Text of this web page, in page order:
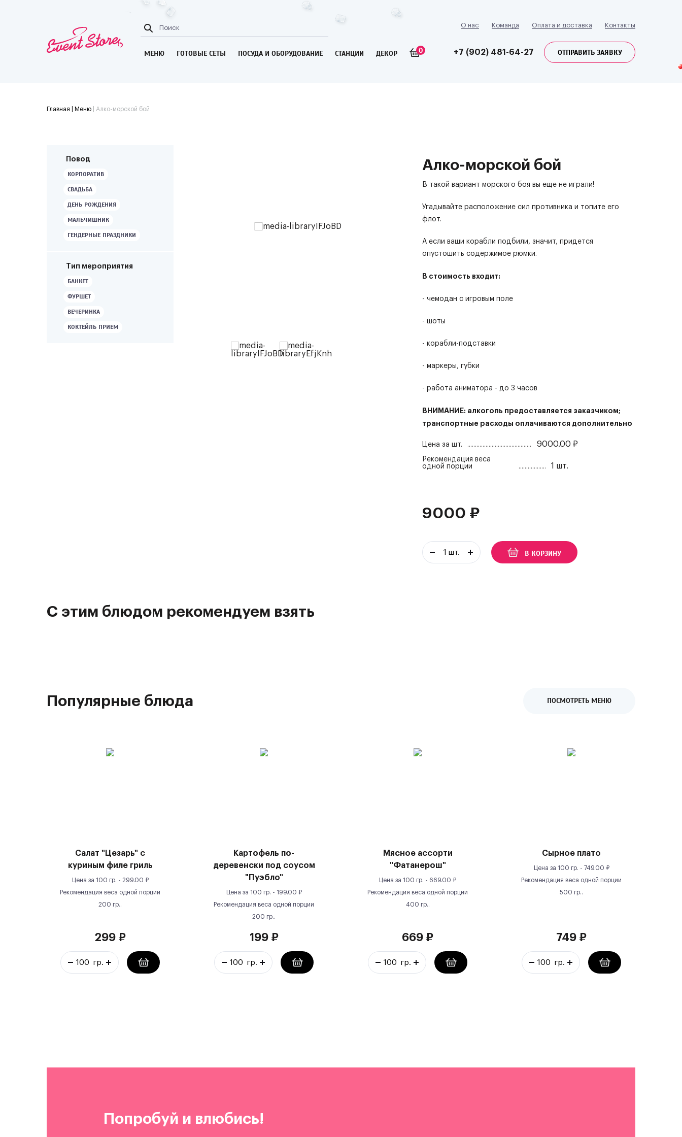
МЕНЮ ГОТОВЫЕ СЕТЫ ПОСУДА И ОБОРУДОВАНИЕ СТАНЦИИ ДЕКОР 0
О нас Команда Оплата и доставка Контакты
+7 (902) 481-64-27 ОТПРАВИТЬ ЗАЯВКУ
Главная | Меню Алко-морской бой
Повод
КОРПОРАТИВ
СВАДЬБА
ДЕНЬ РОЖДЕНИЯ
МАЛЬЧИШНИК
ГЕНДЕРНЫЕ ПРАЗДНИКИ
Тип мероприятия
БАНКЕТ
ФУРШЕТ
ВЕЧЕРИНКА
КОКТЕЙЛЬ ПРИЕМ
Алко-морской бой
В такой вариант морского боя вы еще не играли!
Угадывайте расположение сил противника и топите его
флот.
А если ваши корабли подбили, значит, придется
опустошить содержимое рюмки.
В стоимость входит:
- чемодан с игровым поле
- шоты
- корабли-подставки
- маркеры, губки
- работа аниматора - до 3 часов
ВНИМАНИЕ: алкоголь предоставляется заказчиком;
транспортные расходы оплачиваются дополнительно
Цена за шт. 9000.00 ₽
Рекомендация веса
одной порции
1 шт.
9000 ₽
В КОРЗИНУ
С этим блюдом рекомендуем взять
Популярные блюда ПОСМОТРЕТЬ МЕНЮ
Салат "Цезарь" с
куриным филе гриль
Цена за 100 гр. - 299.00 ₽
Рекомендация веса одной порции
200 гр..
299 ₽
Картофель по-
деревенски под соусом
"Пуэбло"
Цена за 100 гр. - 199.00 ₽
Рекомендация веса одной порции
200 гр..
199₽
Мясное ассорти
"Фатанерош"
Цена за 100 гр. - 669.00 ₽
Рекомендация веса одной порции
400 гр..
669 ₽
Сырное плато
Цена за 100 гр. - 749.00 ₽
Рекомендация веса одной порции
500 гр..
749 ₽
Попробуй и влюбись!